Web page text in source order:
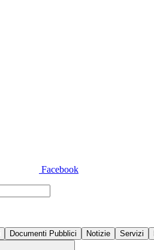
Facebook
Documenti Pubblici Notizie Servizi